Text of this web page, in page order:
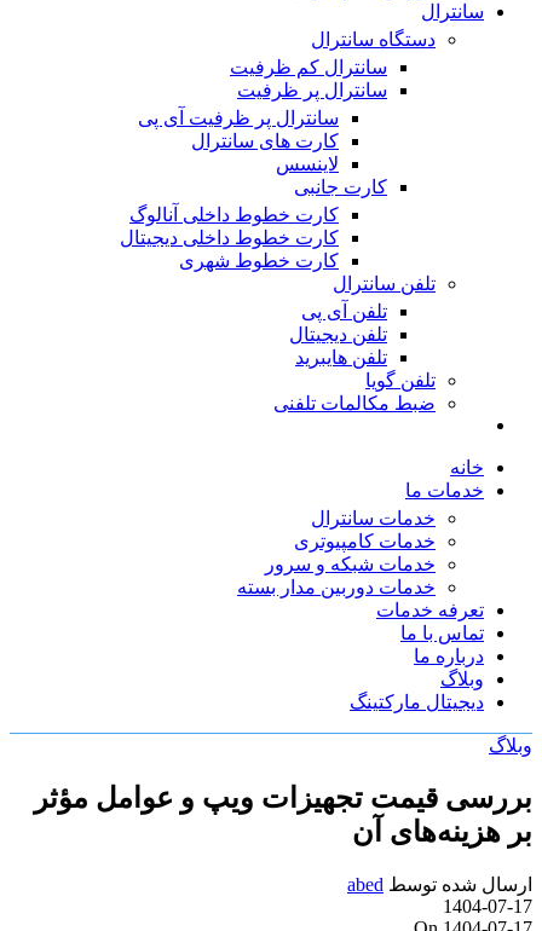
سانترال
دستگاه سانترال
سانترال کم ظرفیت
سانترال پر ظرفیت
سانترال پر ظرفیت آی پی
کارت های سانترال
لاینسس
کارت جانبی
کارت خطوط داخلی آنالوگ
کارت خطوط داخلی دیجیتال
کارت خطوط شهری
تلفن سانترال
تلفن آی پی
تلفن دیجیتال
تلفن هایبرید
تلفن گویا
ضبط مکالمات تلفنی
خانه
خدمات ما
خدمات سانترال
خدمات کامپیوتری
خدمات شبکه و سرور
خدمات دوربین مدار بسته
تعرفه خدمات
تماس با ما
درباره ما
وبلاگ
دیجیتال مارکتینگ
وبلاگ
بررسی قیمت تجهیزات ویپ و عوامل مؤثر
بر هزینه‌های آن
ارسال شده توسط abed
1404-07-17